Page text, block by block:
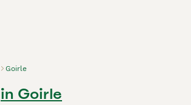
Goirle
in Goirle